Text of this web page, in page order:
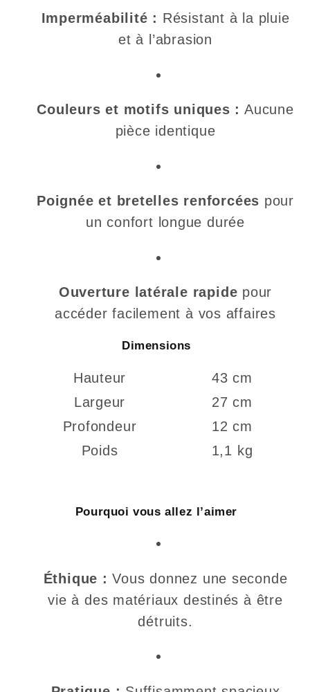
Imperméabilité : Résistant à la pluie
et à l’abrasion
Couleurs et motifs uniques : Aucune
pièce identique
Poignée et bretelles renforcées pour
un confort longue durée
Ouverture latérale rapide pour
accéder facilement à vos affaires
Dimensions
Hauteur
43 cm
Largeur
27 cm
Profondeur
12 cm
Poids
1,1 kg
Pourquoi vous allez l’aimer
Éthique : Vous donnez une seconde
vie à des matériaux destinés à être
détruits.